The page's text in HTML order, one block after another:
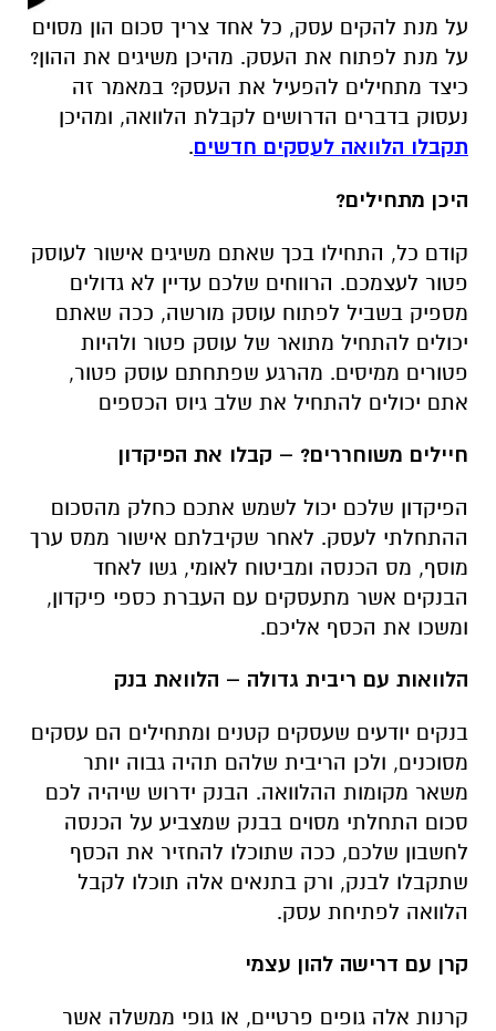
על מנת להקים עסק, כל אחד צריך סכום הון מסוים
על מנת לפתוח את העסק. מהיכן משיגים את ההון?
כיצד מתחילים להפעיל את העסק? במאמר זה
נעסוק בדברים הדרושים לקבלת הלוואה, ומהיכן
תקבלו הלוואה לעסקים חדשים.
היכן מתחילים?
קודם כל, התחילו בכך שאתם משיגים אישור לעוסק
פטור לעצמכם. הרווחים שלכם עדיין לא גדולים
מספיק בשביל לפתוח עוסק מורשה, ככה שאתם
יכולים להתחיל מתואר של עוסק פטור ולהיות
פטורים ממיסים. מהרגע שפתחתם עוסק פטור,
אתם יכולים להתחיל את שלב גיוס הכספים
חיילים משוחררים? – קבלו את הפיקדון
הפיקדון שלכם יכול לשמש אתכם כחלק מהסכום
ההתחלתי לעסק. לאחר שקיבלתם אישור ממס ערך
מוסף, מס הכנסה ומביטוח לאומי, גשו לאחד
הבנקים אשר מתעסקים עם העברת כספי פיקדון,
ומשכו את הכסף אליכם.
הלוואות עם ריבית גדולה – הלוואת בנק
בנקים יודעים שעסקים קטנים ומתחילים הם עסקים
מסוכנים, ולכן הריבית שלהם תהיה גבוה יותר
משאר מקומות ההלוואה. הבנק ידרוש שיהיה לכם
סכום התחלתי מסוים בבנק שמצביע על הכנסה
לחשבון שלכם, ככה שתוכלו להחזיר את הכסף
שתקבלו לבנק, ורק בתנאים אלה תוכלו לקבל
הלוואה לפתיחת עסק.
קרן עם דרישה להון עצמי
קרנות אלה גופים פרטיים, או גופי ממשלה אשר